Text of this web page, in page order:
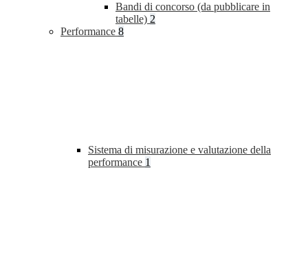
Bandi di concorso (da pubblicare in
tabelle) 2
Performance 8
Sistema di misurazione e valutazione della
performance 1